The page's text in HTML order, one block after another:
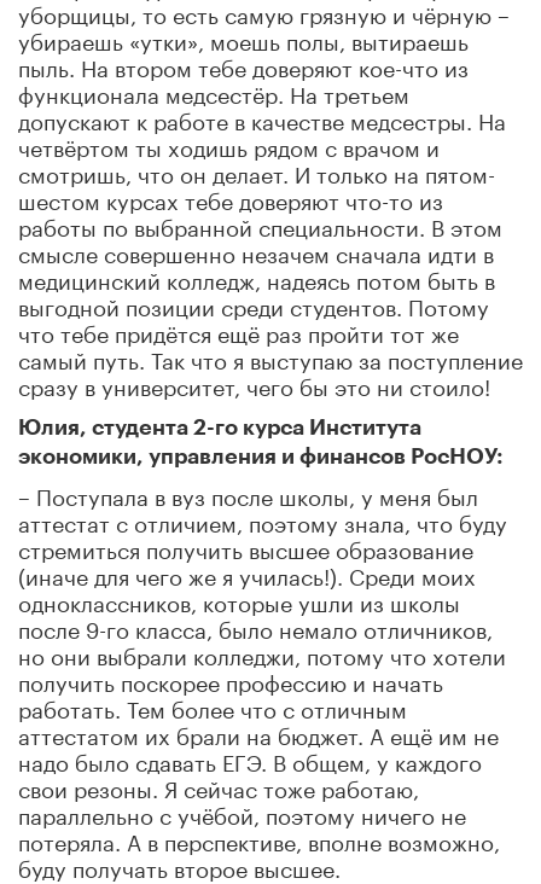
уборщицы, то есть самую грязную и чёрную –
убираешь «утки», моешь полы, вытираешь
пыль. На втором тебе доверяют кое-что из
функционала медсестёр. На третьем
допускают к работе в качестве медсестры. На
четвёртом ты ходишь рядом с врачом и
смотришь, что он делает. И только на пятом-
шестом курсах тебе доверяют что-то из
работы по выбранной специальности. В этом
смысле совершенно незачем сначала идти в
медицинский колледж, надеясь потом быть в
выгодной позиции среди студентов. Потому
что тебе придётся ещё раз пройти тот же
самый путь. Так что я выступаю за поступление
сразу в университет, чего бы это ни стоило!
Юлия, студента 2-го курса Института
экономики, управления и финансов РосНОУ:
– Поступала в вуз после школы, у меня был
аттестат с отличием, поэтому знала, что буду
стремиться получить высшее образование
(иначе для чего же я училась!). Среди моих
одноклассников, которые ушли из школы
после 9-го класса, было немало отличников,
но они выбрали колледжи, потому что хотели
получить поскорее профессию и начать
работать. Тем более что с отличным
аттестатом их брали на бюджет. А ещё им не
надо было сдавать ЕГЭ. В общем, у каждого
свои резоны. Я сейчас тоже работаю,
параллельно с учёбой, поэтому ничего не
потеряла. А в перспективе, вполне возможно,
буду получать второе высшее.